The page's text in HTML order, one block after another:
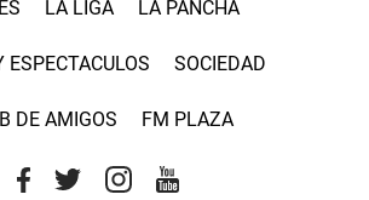
LA LIGA LA PANCHA
ESPECTACULOS SOCIEDAD
DE AMIGOS FM PLAZA